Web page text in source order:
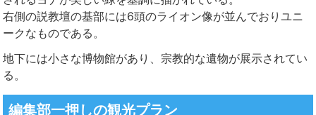
右側の説教壇の基部には6頭のライオン像が並んでおりユニ
ークなものである。
地下には小さな博物館があり、宗教的な遺物が展示されてい
る。
編集部一押しの観光プラン